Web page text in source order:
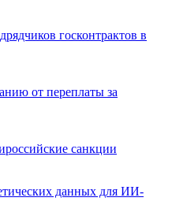
госконтрактов в
от переплаты за
санкции
данных для ИИ-